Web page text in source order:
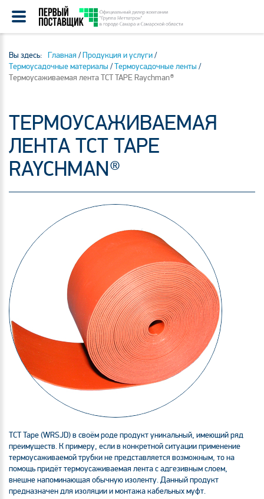
Вы здесь: Главная /Продукция и услуги/
Термоусадочные материалы /Термоусадочные ленты /
Термоусаживаемая лента TCT TAPE Raychman®
ТЕРМОУСАЖИВАЕМАЯ
ЛЕНТА TCT TAPE
RAYCHMAN®
TCT Tape (WRSJD) в своём роде продукт уникальный, имеющий ряд
преимуществ. К примеру, если в конкретной ситуации применение
термоусаживаемой трубки не представляется возможным, то на
помощь придёт термоусаживаемая лента с адгезивным слоем,
внешне напоминающая обычную изоленту. Данный продукт
предназначен для изоляции и монтажа кабельных муфт.